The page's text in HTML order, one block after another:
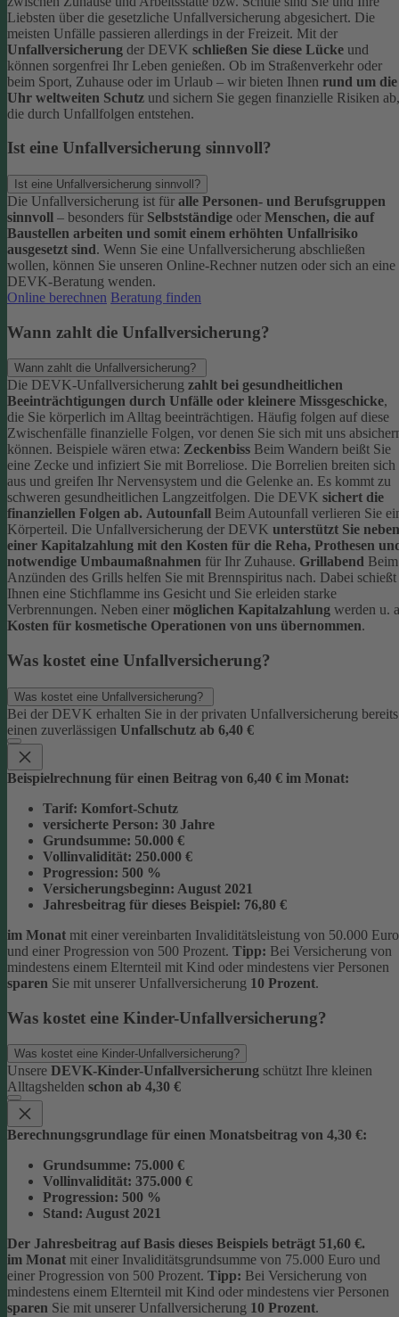
Liebsten über die gesetzliche Unfallversicherung abgesichert. Die
meisten Unfälle passieren allerdings in der Freizeit. Mit der
Unfallversicherung der DEVK schließen Sie diese Lücke und
können sorgenfrei Ihr Leben genießen. Ob im Straßenverkehr oder
beim Sport, Zuhause oder im Urlaub – wir bieten Ihnen rund um die
Uhr weltweiten Schutz und sichern Sie gegen finanzielle Risiken ab,
die durch Unfallfolgen entstehen.
Ist eine Unfallversicherung sinnvoll?
Ist eine Unfallversicherung sinnvoll?
Die Unfallversicherung ist für alle Personen- und Berufsgruppen
sinnvoll – besonders für Selbstständige oder Menschen, die auf
Baustellen arbeiten und somit einem erhöhten Unfallrisiko
ausgesetzt sind. Wenn Sie eine Unfallversicherung abschließen
wollen, können Sie unseren Online-Rechner nutzen oder sich an eine
DEVK-Beratung wenden.
Online berechnen Beratung finden
Wann zahlt die Unfallversicherung?
Wann zahlt die Unfallversicherung?
Die DEVK-Unfallversicherung zahlt bei gesundheitlichen
Beeinträchtigungen durch Unfälle oder kleinere Missgeschicke,
die Sie körperlich im Alltag beeinträchtigen. Häufig folgen auf diese
Zwischenfälle finanzielle Folgen, vor denen Sie sich mit uns
können. Beispiele wären etwa: Zeckenbiss Beim Wandern beißt Sie
eine Zecke und infiziert Sie mit Borreliose. Die Borrelien breiten sich
aus und greifen Ihr Nervensystem und die Gelenke an. Es kommt zu
schweren gesundheitlichen Langzeitfolgen. Die DEVK sichert die
finanziellen Folgen ab. Autounfall Beim Autounfall verlieren Sie
Körperteil. Die Unfallversicherung der DEVK unterstützt Sie neben
einer Kapitalzahlung mit den Kosten für die Reha, Prothesen
notwendige Umbaumaßnahmen für Ihr Zuhause. Grillabend Beim
Anzünden des Grills helfen Sie mit Brennspiritus nach. Dabei schießt
Ihnen eine Stichflamme ins Gesicht und Sie erleiden starke
Verbrennungen. Neben einer möglichen Kapitalzahlung werden u.
Kosten für kosmetische Operationen von uns übernommen.
Was kostet eine Unfallversicherung?
Was kostet eine Unfallversicherung?
Bei der DEVK erhalten Sie in der privaten Unfallversicherung bereits
einen zuverlässigen Unfallschutz ab 6,40 €
Beispielrechnung für einen Beitrag von 6,40 € im Monat:
Tarif: Komfort-Schutz
versicherte Person: 30 Jahre
Grundsumme: 50.000 €
Vollinvalidität: 250.000 €
Progression: 500 %
Versicherungsbeginn: August 2021
Jahresbeitrag für dieses Beispiel: 76,80 €
im Monat mit einer vereinbarten Invaliditätsleistung von 50.000 Euro
und einer Progression von 500 Prozent. Tipp: Bei Versicherung von
mindestens einem Elternteil mit Kind oder mindestens vier Personen
sparen Sie mit unserer Unfallversicherung 10 Prozent.
Was kostet eine Kinder-Unfallversicherung?
Was kostet eine Kinder-Unfallversicherung?
Unsere DEVK-Kinder-Unfallversicherung schützt Ihre kleinen
Alltagshelden schon ab 4,30 €
Berechnungsgrundlage für einen Monatsbeitrag von 4,30 €:
Grundsumme: 75.000 €
Vollinvalidität: 375.000 €
Progression: 500 %
Stand: August 2021
Der Jahresbeitrag auf Basis dieses Beispiels beträgt 51,60 €.
im Monat mit einer Invaliditätsgrundsumme von 75.000 Euro und
einer Progression von 500 Prozent. Tipp: Bei Versicherung von
mindestens einem Elternteil mit Kind oder mindestens vier Personen
sparen Sie mit unserer Unfallversicherung 10 Prozent.